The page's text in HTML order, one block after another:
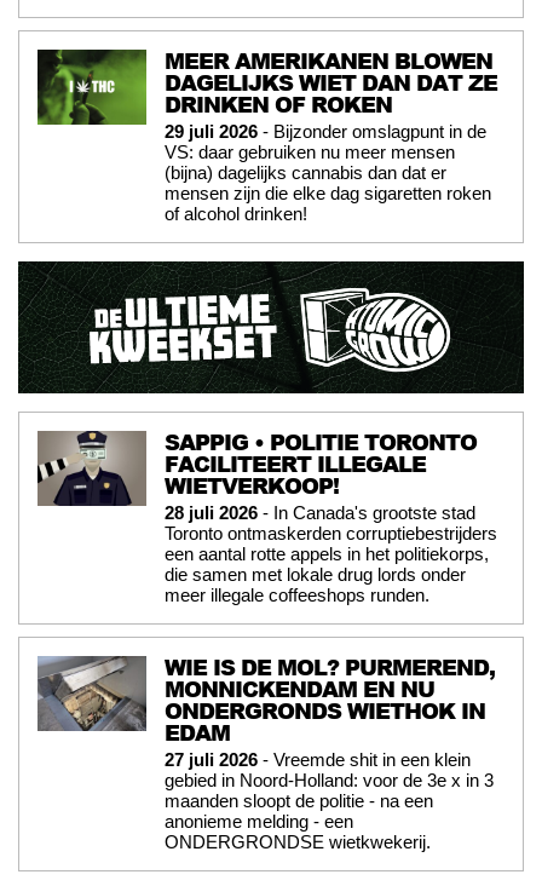
MEER AMERIKANEN BLOWEN
DAGELIJKS WIET DAN DAT ZE
DRINKEN OF ROKEN
29 juli 2026 - Bijzonder omslagpunt in de
VS: daar gebruiken nu meer mensen
(bijna) dagelijks cannabis dan dat er
mensen zijn die elke dag sigaretten roken
of alcohol drinken!
SAPPIG • POLITIE TORONTO
FACILITEERT ILLEGALE
WIETVERKOOP!
28 juli 2026 - In Canada's grootste stad
Toronto ontmaskerden corruptiebestrijders
een aantal rotte appels in het politiekorps,
die samen met lokale drug lords onder
meer illegale coffeeshops runden.
WIE IS DE MOL? PURMEREND,
MONNICKENDAM EN NU
ONDERGRONDS WIETHOK IN
EDAM
27 juli 2026 - Vreemde shit in een klein
gebied in Noord-Holland: voor de 3e x in 3
maanden sloopt de politie - na een
anonieme melding - een
ONDERGRONDSE wietkwekerij.